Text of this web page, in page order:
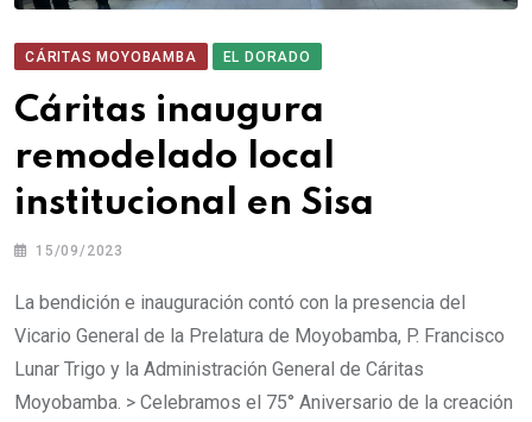
CÁRITAS MOYOBAMBA EL DORADO
Cáritas inaugura
remodelado local
institucional en Sisa
15/09/2023
La bendición e inauguración contó con la presencia del
Vicario General de la Prelatura de Moyobamba, P. Francisco
Lunar Trigo y la Administración General de Cáritas
Moyobamba. > Celebramos el 75° Aniversario de la creación